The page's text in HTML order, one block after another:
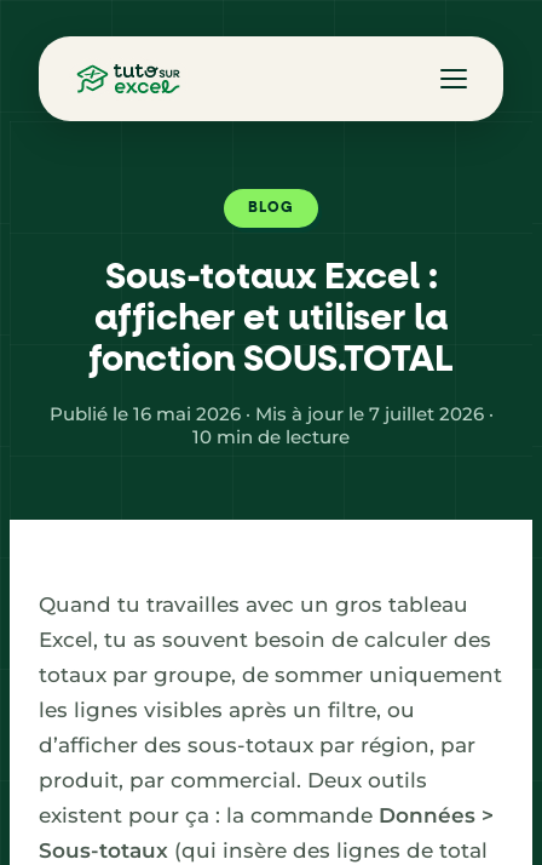
BLOG
Sous-totaux Excel :
afficher et utiliser la
fonction SOUS.TOTAL
Publié le 16 mai 2026 · Mis à jour le 7 juillet 2026 ·
10 min de lecture
Quand tu travailles avec un gros tableau
Excel, tu as souvent besoin de calculer des
totaux par groupe, de sommer uniquement
les lignes visibles après un filtre, ou
d’afficher des sous-totaux par région, par
produit, par commercial. Deux outils
existent pour ça : la commande Données >
Sous-totaux (qui insère des lignes de total